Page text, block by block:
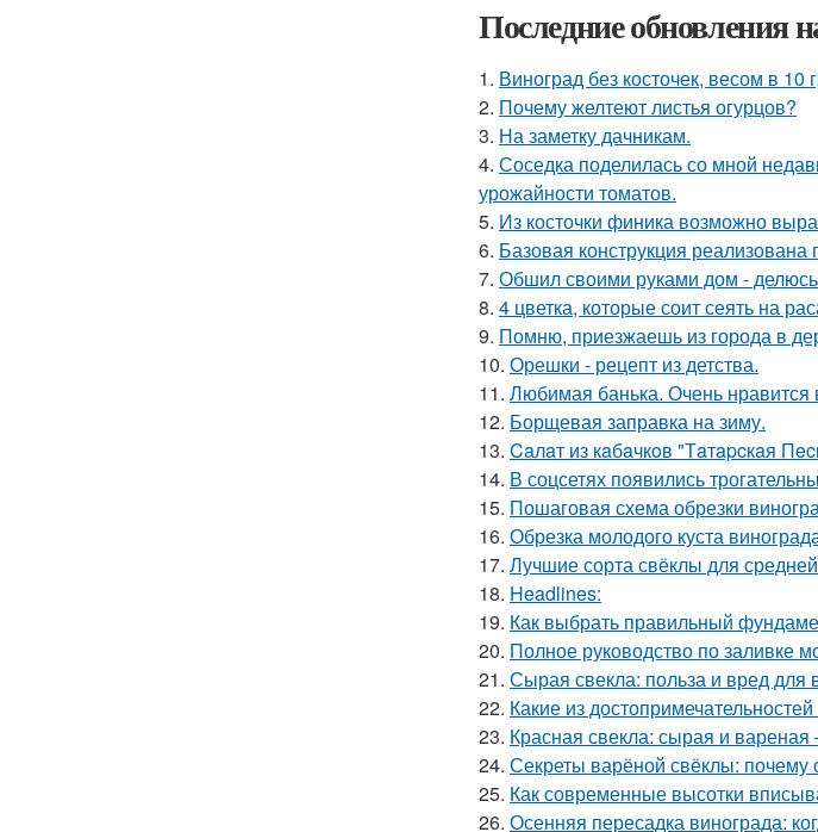
Последние обновления
1. Виноград без косточек, весом в 10
2. Почему желтеют листья огурцов?
3. На заметку дачникам.
4. Соседка поделилась со мной
урожайности томатов.
5. Из косточки финика возможно
6. Базовая конструкция
7. Обшил своими руками дом - делюсь
8. 4 цветка, которые соит сеять на
9. Помню, приезжаешь из города в
10. Орешки - рецепт из детства.
11. Любимая банька. Очень нравится
12. Борщевая заправка на зиму.
13. Caлaт из кaбaчкoв "Тaтapcкaя
14. В соцсетях появились
15. Пошаговая схема обрезки
16. Обрезка молодого куста
17. Лучшие сорта свёклы для
18. Headlines:
19. Как выбрать правильный
20. Полное руководство по заливке
21. Сырая свекла: польза и вред для
22. Какие из
23. Красная свекла: сырая и
24. Секреты варёной свёклы: почему
25. Как современные высотки
26. Осенняя пересадка винограда: